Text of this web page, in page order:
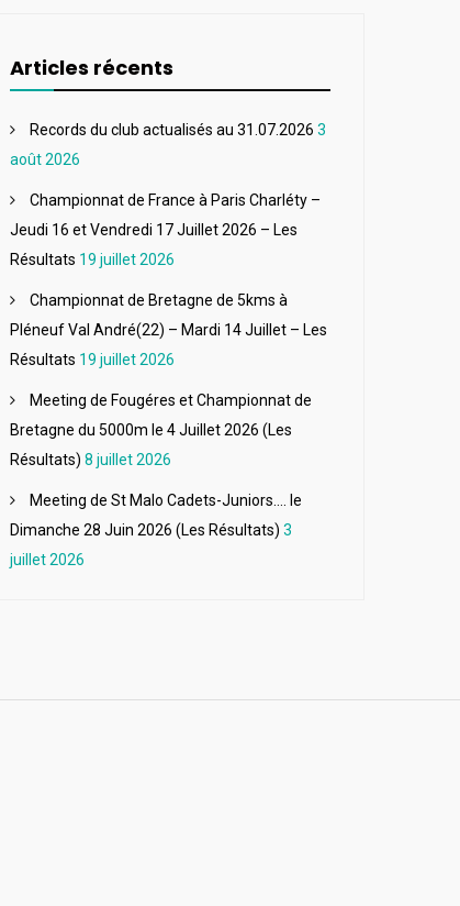
Articles récents
Records du club actualisés au 31.07.2026 3
août 2026
Championnat de France à Paris Charléty –
Jeudi 16 et Vendredi 17 Juillet 2026 – Les
Résultats 19 juillet 2026
Championnat de Bretagne de 5kms à
Pléneuf Val André(22) – Mardi 14 Juillet – Les
Résultats 19 juillet 2026
Meeting de Fougéres et Championnat de
Bretagne du 5000m le 4 Juillet 2026 (Les
Résultats) 8 juillet 2026
Meeting de St Malo Cadets-Juniors…. le
Dimanche 28 Juin 2026 (Les Résultats) 3
juillet 2026